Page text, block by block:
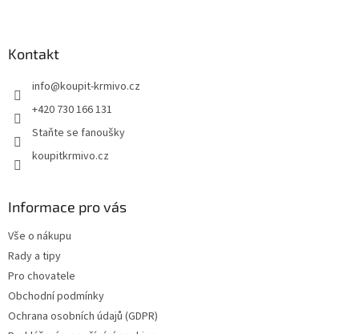
Kontakt
info@koupit-krmivo.cz
+420 730 166 131
Staňte se fanoušky
koupitkrmivo.cz
Informace pro vás
Vše o nákupu
Rady a tipy
Pro chovatele
Obchodní podmínky
Ochrana osobních údajů (GDPR)